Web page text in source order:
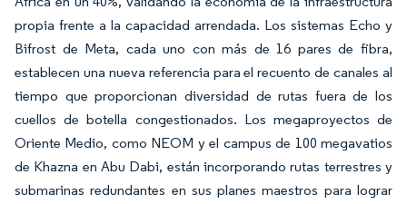
propia frente a la capacidad arrendada. Los sistemas Echo y
Bifrost de Meta, cada uno con más de 16 pares de fibra,
establecen una nueva referencia para el recuento de canales al
tiempo que proporcionan diversidad de rutas fuera de los
cuellos de botella congestionados. Los megaproyectos de
Oriente Medio, como NEOM y el campus de 100 megavatios
de Khazna en Abu Dabi, están incorporando rutas terrestres y
submarinas redundantes en sus planes maestros para lograr